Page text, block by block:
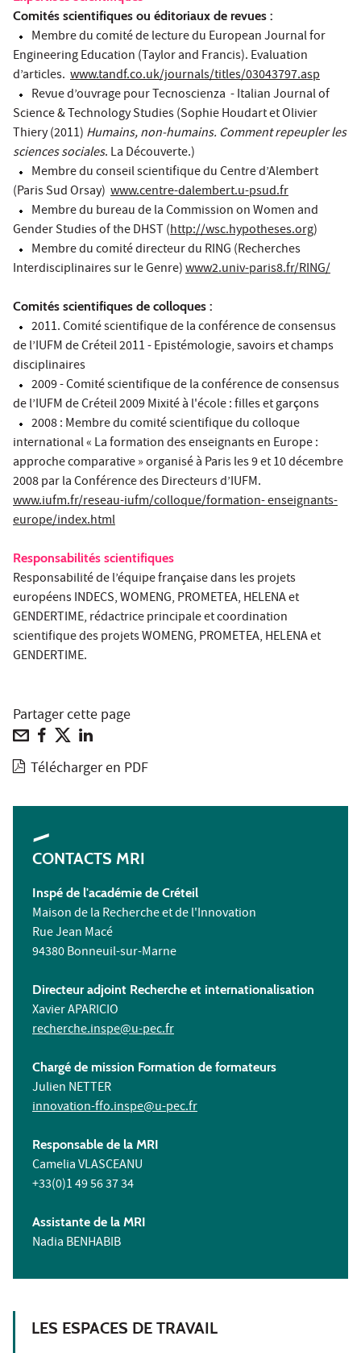
Comités scientifiques ou éditoriaux de revues :
Membre du comité de lecture du European Journal for
Engineering Education (Taylor and Francis). Evaluation
d’articles. www.tandf.co.uk/journals/titles/03043797.asp
Revue d’ouvrage pour Tecnoscienza - Italian Journal of
Science & Technology Studies (Sophie Houdart et Olivier
Thiery (2011) Humains, non-humains. Comment repeupler les
sciences sociales. La Découverte.)
Membre du conseil scientifique du Centre d’Alembert
(Paris Sud Orsay) www.centre-dalembert.u-psud.fr
Membre du bureau de la Commission on Women and
Gender Studies of the DHST (http://wsc.hypotheses.org)
Membre du comité directeur du RING (Recherches
Interdisciplinaires sur le Genre)www2.univ-paris8.fr/RING/
Comités scientifiques de colloques :
2011. Comité scientifique de la conférence de consensus
de l’IUFM de Créteil 2011 - Epistémologie, savoirs et champs
disciplinaires
2009 - Comité scientifique de la conférence de consensus
de l’IUFM de Créteil 2009 Mixité à l'école : filles et garçons
2008 : Membre du comité scientifique du colloque
international « La formation des enseignants en Europe :
approche comparative » organisé à Paris les 9 et 10 décembre
2008 par la Conférence des Directeurs d’IUFM.
www.iufm.fr/reseau-iufm/colloque/formation- enseignants-
europe/index.html
Responsabilités scientifiques
Responsabilité de l’équipe française dans les projets
européens INDECS, WOMENG, PROMETEA, HELENA et
GENDERTIME, rédactrice principale et coordination
scientifique des projets WOMENG, PROMETEA, HELENA et
GENDERTIME.
Partager cette page
Télécharger en PDF
CONTACTS MRI
Inspé de l'académie de Créteil
Maison de la Recherche et de l'Innovation
Rue Jean Macé
94380 Bonneuil-sur-Marne
Directeur adjoint Recherche et internationalisation
Xavier APARICIO
recherche.inspe@u-pec.fr
Chargé de mission Formation de formateurs
Julien NETTER
innovation-ffo.inspe@u-pec.fr
Responsable de la MRI
Camelia VLASCEANU
+33(0)1 49 56 37 34
Assistante de la MRI
Nadia BENHABIB
LES ESPACES DE TRAVAIL